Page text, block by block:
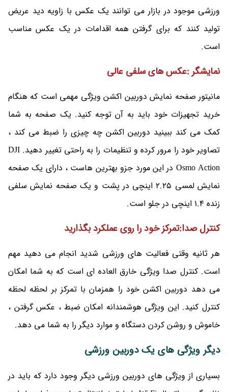
ورزشی موجود در بازار می توانند یک عکس با زاویه دید عریض
تولید کنند که برای گرفتن همه اقدامات در یک عکس مناسب
است.
نمایشگر :عکس های سلفی عالی
مانیتور صفحه نمایش دوربین اکشن ویژگی مهمی است که هنگام
خرید تجهیزات خود باید به آن توجه کنید. یک صفحه به شما
کمک می کند ببینید دوربین اکشن چه چیزی را ضبط می کند ،
تصاویر خود را مرور کرده و تنظیمات را به راحتی تغییر دهید. DJI
Osmo Action در این مورد جزو بهترین هاست ، دارای یک صفحه
نمایش لمسی 2.25 اینچی در پشت و یک صفحه نمایش سلفی
زنده 1.4 اینچی در جلو است.
کنترل صدا:تمرکز خود را روی عملکرد بگذارید
هر ثانیه وقتی فعالیت های ورزشی شدید انجام می دهید مهم
است. کنترل صدا ویژگی خارق العاده ای است که به شما امکان
می دهد دوربین اکشن خود را همزمان با تمرکز بر لحظه لحظه
کنترل کنید. این ویژگی هوشمندانه امکان ضبط ، عکس گرفتن ،
خاموش و روشن کردن دستگاه و موارد دیگر را به شما می دهد.
دیگر ویژگی های یک دوربین ورزشی
بسیاری از ویژگی های دوربین ورزشی دیگر وجود دارد که باید در